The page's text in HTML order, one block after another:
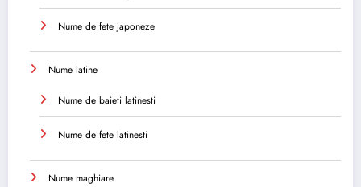
Nume de fete japoneze
Nume latine
Nume de baieti latinesti
Nume de fete latinesti
Nume maghiare